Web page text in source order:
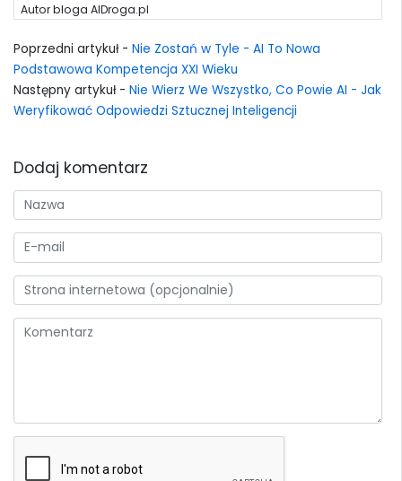
Autor bloga AIDroga.pl
Poprzedni artykuł - Nie Zostań w Tyle - AI To Nowa
Podstawowa Kompetencja XXI Wieku
Następny artykuł - Nie Wierz We Wszystko, Co Powie AI - Jak
Weryfikować Odpowiedzi Sztucznej Inteligencji
Dodaj komentarz